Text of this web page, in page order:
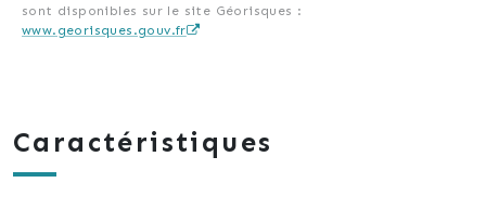
sont disponibles sur le site Géorisques :
www.georisques.gouv.fr
Caractéristiques